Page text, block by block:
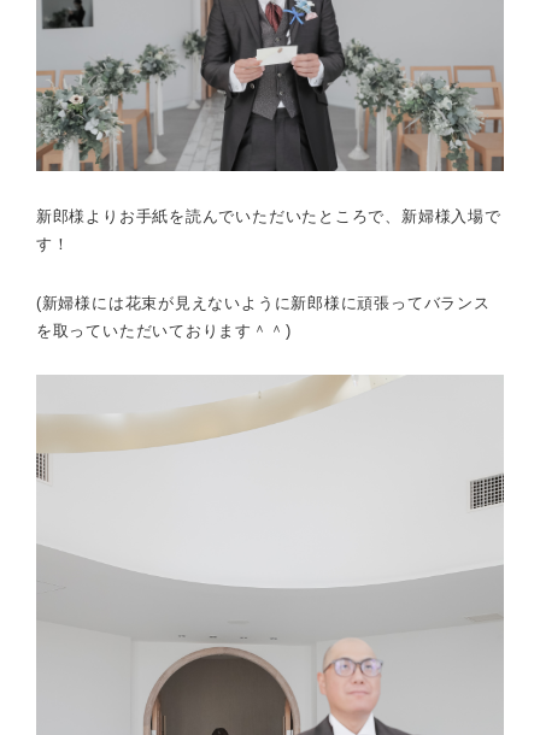
新郎様よりお手紙を読んでいただいたところで、新婦様入場で
す！
(新婦様には花束が見えないように新郎様に頑張ってバランス
を取っていただいております＾＾)